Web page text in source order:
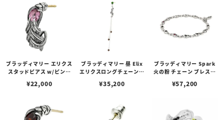
ブラッディマリー エリクス
スタッドピアス w/ピンク
¥22,000
ブラッディマリー 昼 Elix
エリクスロングチェーンピ
イド/スモーキークォーツ
¥35,200
ブラッディマリー Spark
火の粉 チェーン ブレスレ
¥57,200